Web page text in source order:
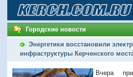
Городские новости
Энергетики восстановили
инфраструктуры Керченского
Вчера